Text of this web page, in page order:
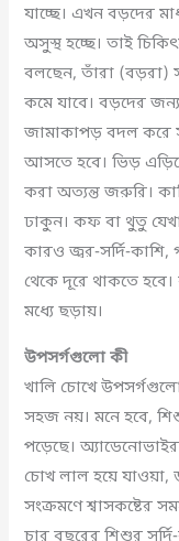
যাচ্ছে। এখন বড়দের
অসুস্থ হচ্ছে। তাই
বলছেন, তাঁরা (বড়রা)
কমে যাবে। বড়দের
জামাকাপড় বদল করে
আসতে হবে। ভিড়
করা অত্যন্ত জরুরি।
ঢাকুন। কফ বা থুতু
কারও জ্বর-সর্দি-
থেকে দূরে থাকতে
মধ্যে ছড়ায়।
উপসর্গগুলো কী
খালি চোখে
সহজ নয়। মনে হবে,
পড়েছে।
চোখ লাল হয়ে যাওয়া,
সংক্রমণে শ্বাসকষ্টের